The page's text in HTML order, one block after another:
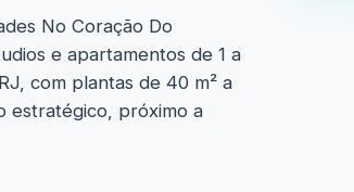
No Coração Do
e apartamentos de 1 a
com plantas de 40 m² a
estratégico, próximo a